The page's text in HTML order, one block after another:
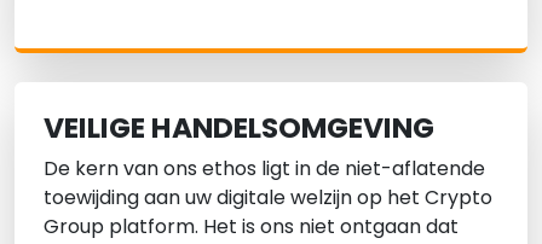
VEILIGE HANDELSOMGEVING
De kern van ons ethos ligt in de niet-aflatende
toewijding aan uw digitale welzijn op het Crypto
Group platform. Het is ons niet ontgaan dat